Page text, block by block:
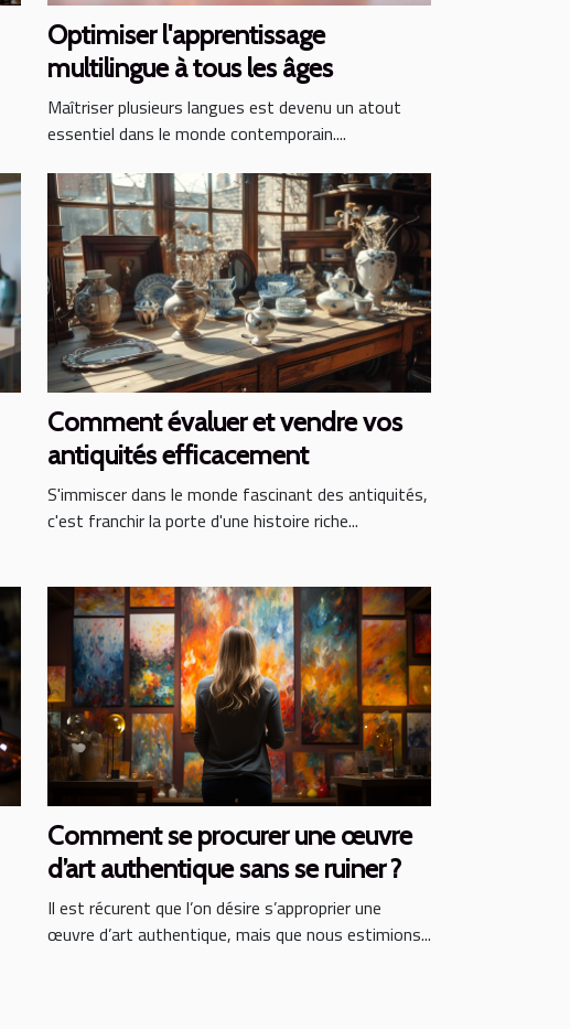
Optimiser l'apprentissage
multilingue à tous les âges
Maîtriser plusieurs langues est devenu un atout
essentiel dans le monde contemporain....
Comment évaluer et vendre vos
antiquités efficacement
S'immiscer dans le monde fascinant des antiquités,
c'est franchir la porte d'une histoire riche...
Comment se procurer une œuvre
d’art authentique sans se ruiner ?
Il est récurent que l’on désire s’approprier une
œuvre d’art authentique, mais que nous estimions...